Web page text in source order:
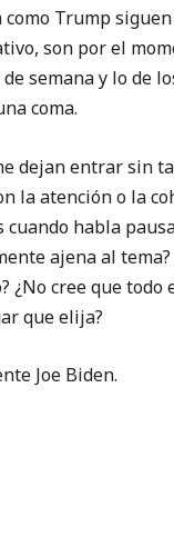
Trump
son por el
semana y lo de
coma.
dejan entrar sin
la atención o la
cuando habla
ajena al
¿No cree que
que elija?
Joe Biden.